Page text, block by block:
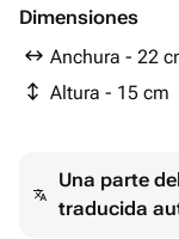
чай весовой
Dimensiones
Anchura - 22
Altura - 15 cm
Una parte
traducida